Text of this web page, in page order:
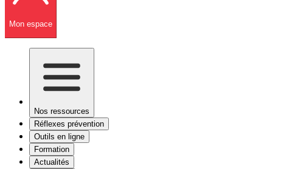
Mon espace
Nos ressources
Réflexes prévention
Outils en ligne
Formation
Actualités